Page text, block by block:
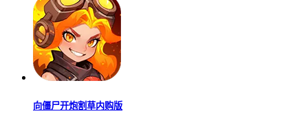
向僵尸开炮割草内购版